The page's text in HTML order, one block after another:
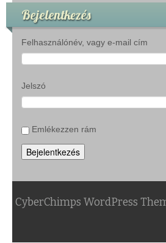
Bejelentkezés
Felhasználónév, vagy e-mail cím
Jelszó
Emlékezzen rám
Bejelentkezés
CyberChimps WordPress